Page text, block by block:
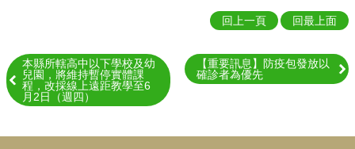
網
English
回上一頁 回最上面
本縣所轄高中以下學校及幼
兒園，將維持暫停實體課
程，改採線上遠距教學至6
月2日（週四）
【重要訊息】防疫包發放以
確診者為優先